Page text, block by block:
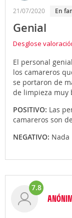
21/07/2020 en
Genial
Desglose
El personal
los camareros
se portaron de
de limpieza muy
POSITIVO: Las
camareros son
NEGATIVO: Nada
7.8